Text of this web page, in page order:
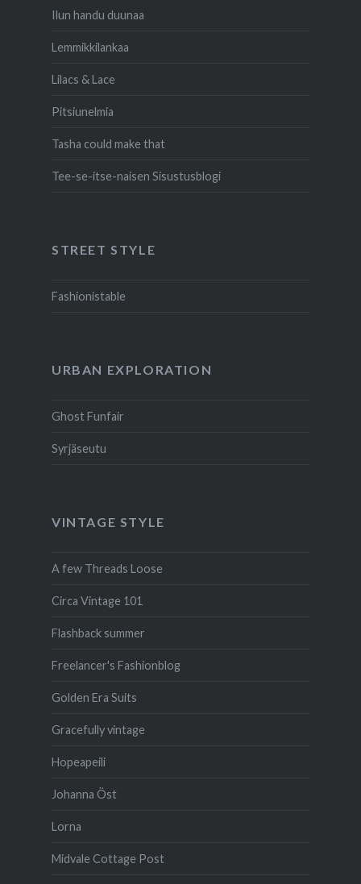
Ilun handu duunaa
Lemmikkilankaa
Lilacs & Lace
Pitsiunelmia
Tasha could make that
Tee-se-itse-naisen Sisustusblogi
STREET STYLE
Fashionistable
URBAN EXPLORATION
Ghost Funfair
Syrjäseutu
VINTAGE STYLE
A few Threads Loose
Circa Vintage 101
Flashback summer
Freelancer's Fashionblog
Golden Era Suits
Gracefully vintage
Hopeapeili
Johanna Öst
Lorna
Midvale Cottage Post